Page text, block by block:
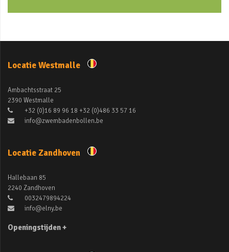
Locatie Westmalle
Ambachtsstraat 25
2390 Westmalle
+32 (0)16 89 96 18 +32 (0)486 33 57 16
info@zwembadenbollen.be
Locatie Zandhoven
Hallebaan 85
2240 Zandhoven
0032479894224
info@elny.be
Openingstijden +